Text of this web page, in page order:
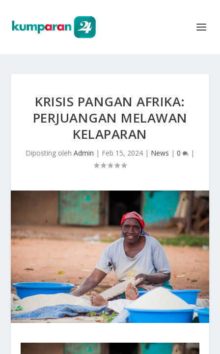
KRISIS PANGAN AFRIKA:
PERJUANGAN MELAWAN
KELAPARAN
Diposting oleh Admin | Feb 15, 2024 | News | 0 |